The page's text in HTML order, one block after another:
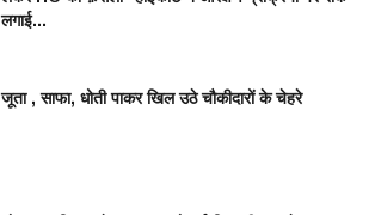
लगाई...
जूता , साफा, धोती पाकर खिल उठे चौकीदारों के चेहरे